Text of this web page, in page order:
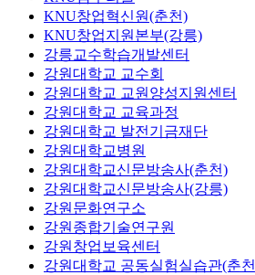
KNU창업혁신원(춘천)
KNU창업지원본부(강릉)
강릉교수학습개발센터
강원대학교 교수회
강원대학교 교원양성지원센터
강원대학교 교육과정
강원대학교 발전기금재단
강원대학교병원
강원대학교신문방송사(춘천)
강원대학교신문방송사(강릉)
강원문화연구소
강원종합기술연구원
강원창업보육센터
강원대학교 공동실험실습관(춘